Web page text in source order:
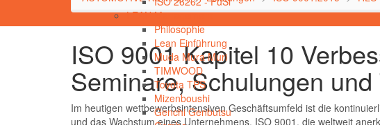
LEAN Management
Philosophie
Lean Einführung
Muda Mura Muri
TIMWOOD
Toyota TPS
Mizenboushi
Genchi Genbutsu
ISO 9001 Kapitel 10
Seminare, Schulungen und
Im heutigen wettbewerbsintensiven Geschäftsumfeld ist die
und das Wachstum eines Unternehmens. ISO 9001, die weltweit